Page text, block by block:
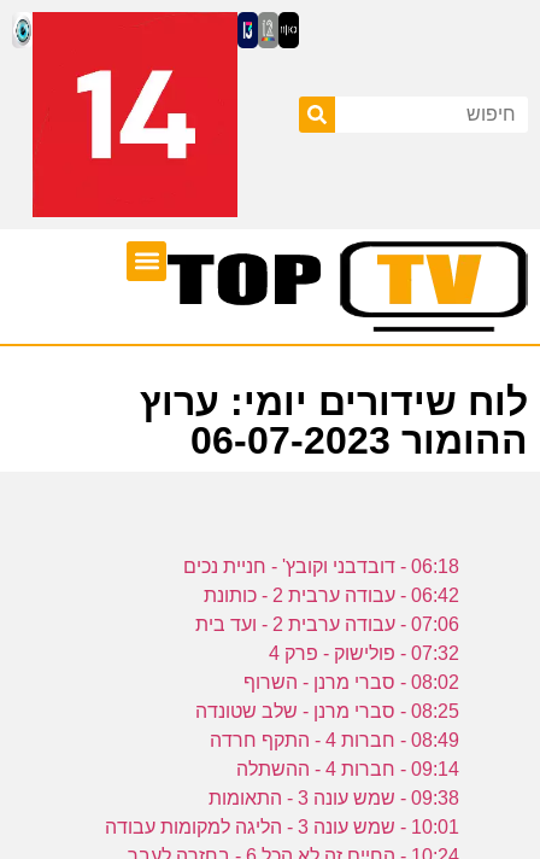
לוח שידורים יומי: ערוץ
ההומור 06-07-2023
06:18 - דובדבני וקובץ' - חניית נכים
06:42 - עבודה ערבית 2 - כותונת
07:06 - עבודה ערבית 2 - ועד בית
07:32 - פולישוק - פרק 4
08:02 - סברי מרנן - השרוף
08:25 - סברי מרנן - שלב שטונדה
08:49 - חברות 4 - התקף חרדה
09:14 - חברות 4 - ההשתלה
09:38 - שמש עונה 3 - התאומות
10:01 - שמש עונה 3 - הליגה למקומות עבודה